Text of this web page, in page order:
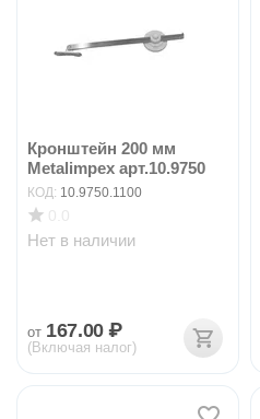
Кронштейн 200 мм
Metalimpex арт.10.9750
КОД: 10.9750.1100
Нет в наличии
от 167.00 ₽
(Включая налог)